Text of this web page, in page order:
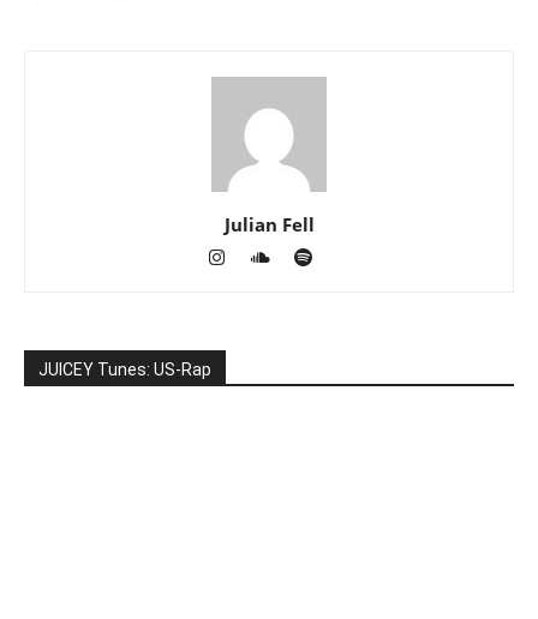
Julian Fell
JUICEY Tunes: US-Rap